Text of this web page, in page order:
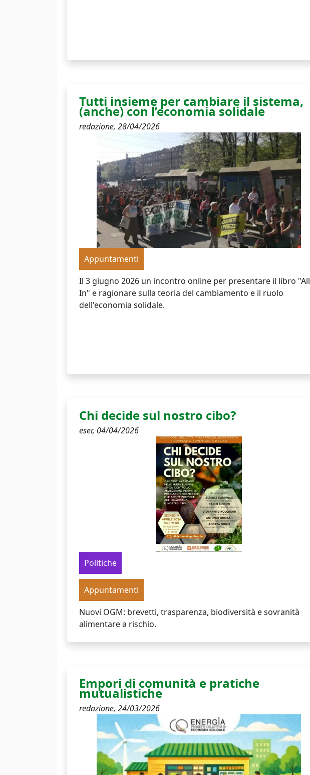
Tutti insieme per cambiare il sistema,
(anche) con l’economia solidale
redazione, 28/04/2026
Appuntamenti
Il 3 giugno 2026 un incontro online per presentare il libro "All
In" e ragionare sulla teoria del cambiamento e il ruolo
dell'economia solidale.
Chi decide sul nostro cibo?
eser, 04/04/2026
Politiche
Appuntamenti
Nuovi OGM: brevetti, trasparenza, biodiversità e sovranità
alimentare a rischio.
Empori di comunità e pratiche
mutualistiche
redazione, 24/03/2026